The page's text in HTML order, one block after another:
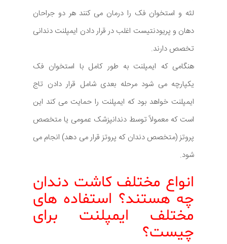
لثه و استخوان فک را درمان می کنند هر دو جراحان
دهان و پریودنتیست اغلب در قرار دادن ایمپلنت دندانی
تخصص دارند.
هنگامی که ایمپلنت به طور کامل با استخوان فک
یکپارچه می شود مرحله بعدی شامل قرار دادن تاج
ایمپلنت خواهد بود که ایمپلنت را حمایت می کند این
است که معمولاً توسط دندانپزشک عمومی یا متخصص
پروتز (متخصص دندان که پروتز قرار می دهد) انجام می
شود.
انواع مختلف کاشت دندان
چه هستند؟ استفاده های
مختلف ایمپلنت برای
چیست؟